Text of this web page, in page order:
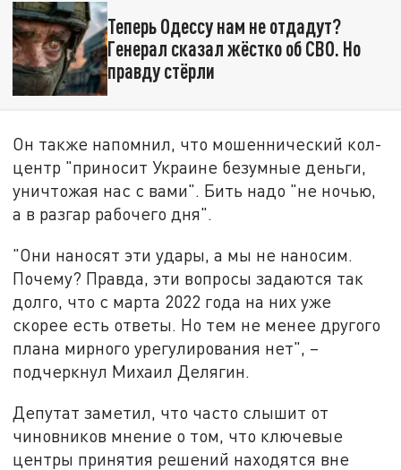
Теперь Одессу нам не отдадут?
Генерал сказал жёстко об СВО. Но
правду стёрли
Он также напомнил, что мошеннический кол-
центр "приносит Украине безумные деньги,
уничтожая нас с вами". Бить надо "не ночью,
а в разгар рабочего дня".
"Они наносят эти удары, а мы не наносим.
Почему? Правда, эти вопросы задаются так
долго, что с марта 2022 года на них уже
скорее есть ответы. Но тем не менее другого
плана мирного урегулирования нет", –
подчеркнул Михаил Делягин.
Депутат заметил, что часто слышит от
чиновников мнение о том, что ключевые
центры принятия решений находятся вне